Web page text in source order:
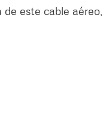
de este cable